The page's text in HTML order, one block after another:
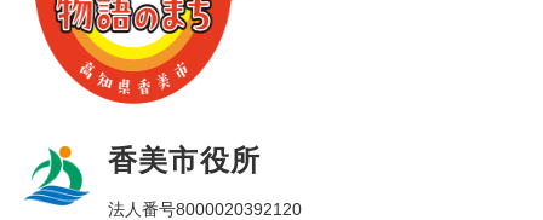
香美市役所
法人番号8000020392120